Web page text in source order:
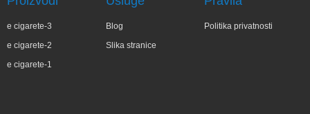
e cigarete-3
e cigarete-2
e cigarete-1
Blog
Slika stranice
Politika privatnosti